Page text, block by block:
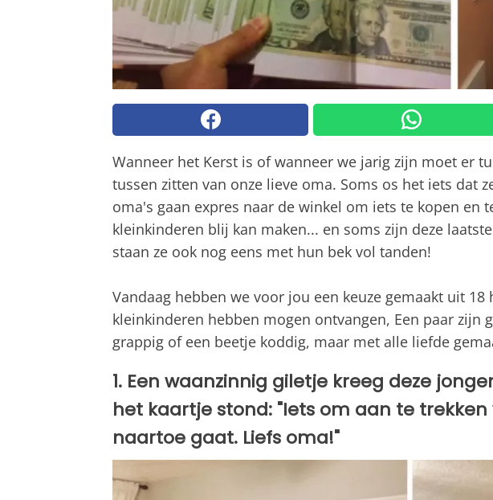
Wanneer het Kerst is of wanneer we jarig zijn moet er
tussen zitten van onze lieve oma. Soms os het iets dat
oma's gaan expres naar de winkel om iets te kopen en
kleinkinderen blij kan maken... en soms zijn deze
staan ze ook nog eens met hun bek vol tanden!
Vandaag hebben we voor jou een keuze gemaakt uit 18
kleinkinderen hebben mogen ontvangen, Een paar zijn
grappig of een beetje koddig, maar met alle liefde
1. Een waanzinnig giletje kreeg deze
het kaartje stond: "Iets om aan te
naartoe gaat. Liefs oma!"